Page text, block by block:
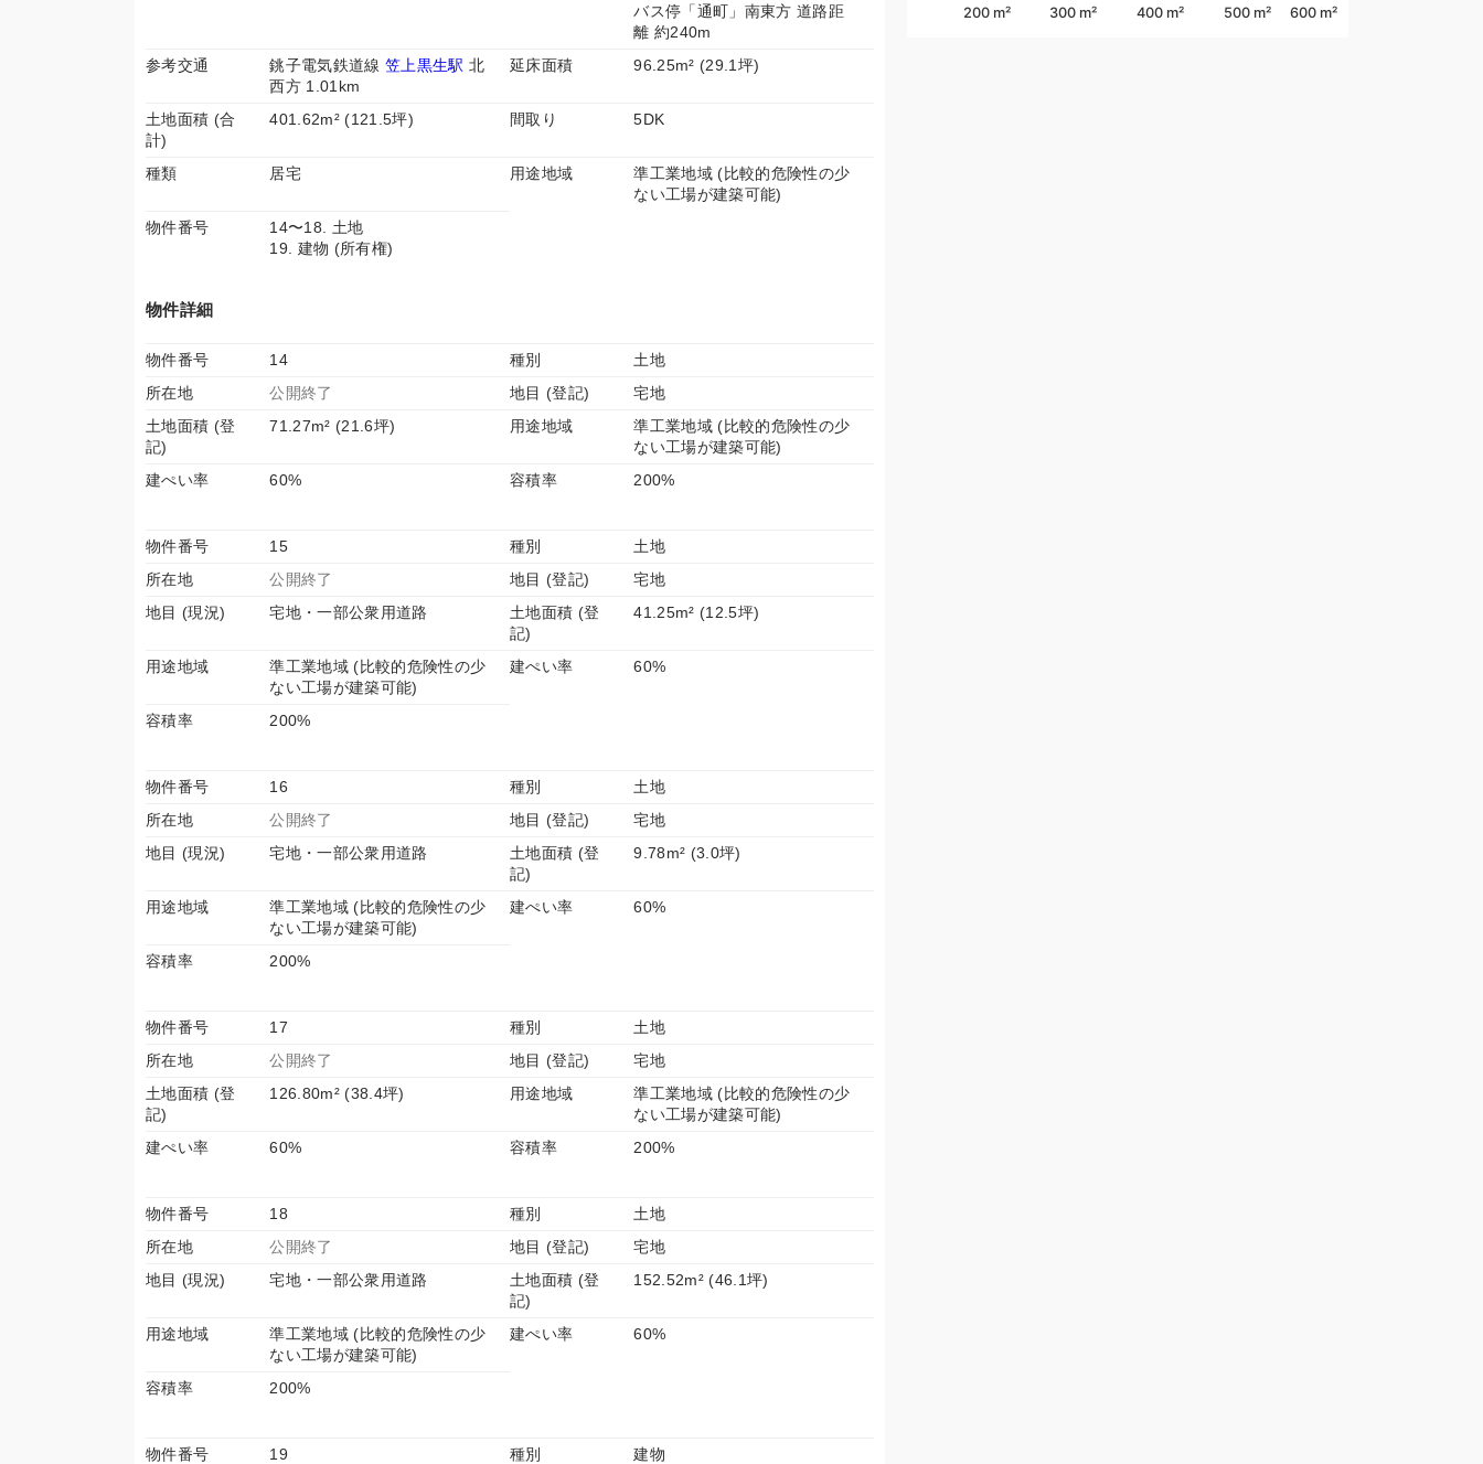
バス停「通町」南東方 道路距
離 約240m
参考交通
銚子電気鉄道線 笠上黒生駅 北
西方 1.01km
延床面積 96.25m² (29.1坪)
土地面積 (合
計)
401.62m² (121.5坪) 間取り 5DK
種類 居宅 用途地域
準工業地域 (比較的危険性の少
ない工場が建築可能)
物件番号
14〜18. 土地
19. 建物 (所有権)
物件詳細
物件番号 14 種別
土地
所在地
公開終了 地目 (登記)
宅地
土地面積 (登
記)
71.27m² (21.6坪) 用途地域
準工業地域 (比較的危険性の少
ない工場が建築可能)
建ぺい率
60% 容積率 200%
物件番号 15 種別
土地
所在地
公開終了 地目 (登記)
宅地
地目 (現況)
宅地・一部公衆用道路
土地面積 (登
記)
41.25m² (12.5坪)
用途地域
準工業地域 (比較的危険性の少
ない工場が建築可能)
建ぺい率 60%
容積率 200%
物件番号 16 種別
土地
所在地
公開終了 地目 (登記)
宅地
地目 (現況)
宅地・一部公衆用道路
土地面積 (登
記)
9.78m² (3.0坪)
用途地域
準工業地域 (比較的危険性の少
ない工場が建築可能)
建ぺい率 60%
容積率 200%
物件番号 17 種別
土地
所在地
公開終了 地目 (登記)
宅地
土地面積 (登
記)
126.80m² (38.4坪) 用途地域
準工業地域 (比較的危険性の少
ない工場が建築可能)
建ぺい率
60% 容積率 200%
物件番号 18 種別
土地
所在地
公開終了 地目 (登記)
宅地
地目 (現況)
宅地・一部公衆用道路
土地面積 (登
記)
152.52m² (46.1坪)
用途地域
準工業地域 (比較的危険性の少
ない工場が建築可能)
建ぺい率 60%
容積率 200%
物件番号 19 種別
建物
200 m² 300 m² 400 m² 500 m² 600 m²